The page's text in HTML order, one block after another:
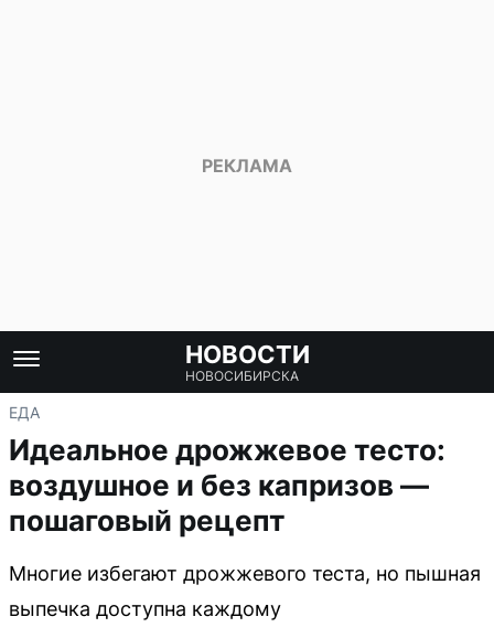
НОВОСТИ
НОВОСИБИРСКА
ЕДА
Идеальное дрожжевое тесто:
воздушное и без капризов —
пошаговый рецепт
Многие избегают дрожжевого теста, но пышная
выпечка доступна каждому